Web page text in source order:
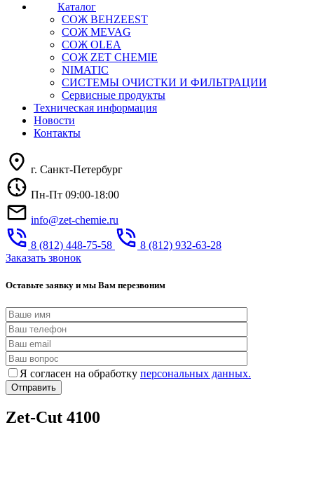
Каталог
СОЖ BEHZEEST
СОЖ MEVAG
СОЖ OLEA
СОЖ ZET CHEMIE
NIMATIC
СИСТЕМЫ ОЧИСТКИ И ФИЛЬТРАЦИИ
Сервисные продукты
Техническая информация
Новости
Контакты
г. Санкт-Петербург
Пн-Пт 09:00-18:00
info@zet-chemie.ru
8 (812) 448-75-58
8 (812) 932-63-28
Заказать звонок
Оставьте заявку и мы Вам перезвоним
Я согласен на обработку персональных данных.
Zet-Cut 4100